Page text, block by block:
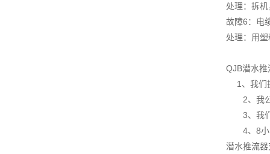
处理：拆
故障6：电
处理：用
QJB潜水
1、我们
2、我公
3、我们
4、8小
潜水推流